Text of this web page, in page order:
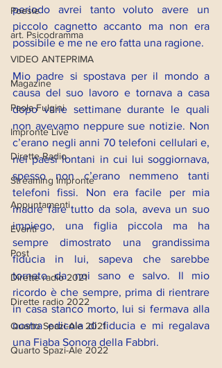
Poesie
art. Psicodramma
VIDEO ANTEPRIMA
Magazine
Paola Fulgini
Impronte Live
Dirette Radio
Streaming Impronte
Appuntamenti
Eventi
Post
Dirette radio 2021
Dirette radio 2022
Quarto Spazi-Ale 2021
Quarto Spazi-Ale 2022
periodo avrei tanto voluto avere un
piccolo cagnetto accanto ma non era
possibile e me ne ero fatta una ragione.
Mio padre si spostava per il mondo a
causa del suo lavoro e tornava a casa
dopo varie settimane durante le quali
non avevamo neppure sue notizie. Non
c’erano negli anni 70 telefoni cellulari e,
nei paesi lontani in cui lui soggiornava,
spesso non c’erano nemmeno tanti
telefoni fissi. Non era facile per mia
madre fare tutto da sola, aveva un suo
impiego, una figlia piccola ma ha
sempre dimostrato una grandissima
fiducia in lui, sapeva che sarebbe
tornato da noi sano e salvo. Il mio
ricordo è che sempre, prima di rientrare
in casa stanco morto, lui si fermava alla
nostra edicola di fiducia e mi regalava
una Fiaba Sonora della Fabbri.